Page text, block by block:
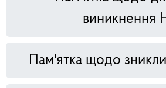
виникнення
Пам'ятка щодо